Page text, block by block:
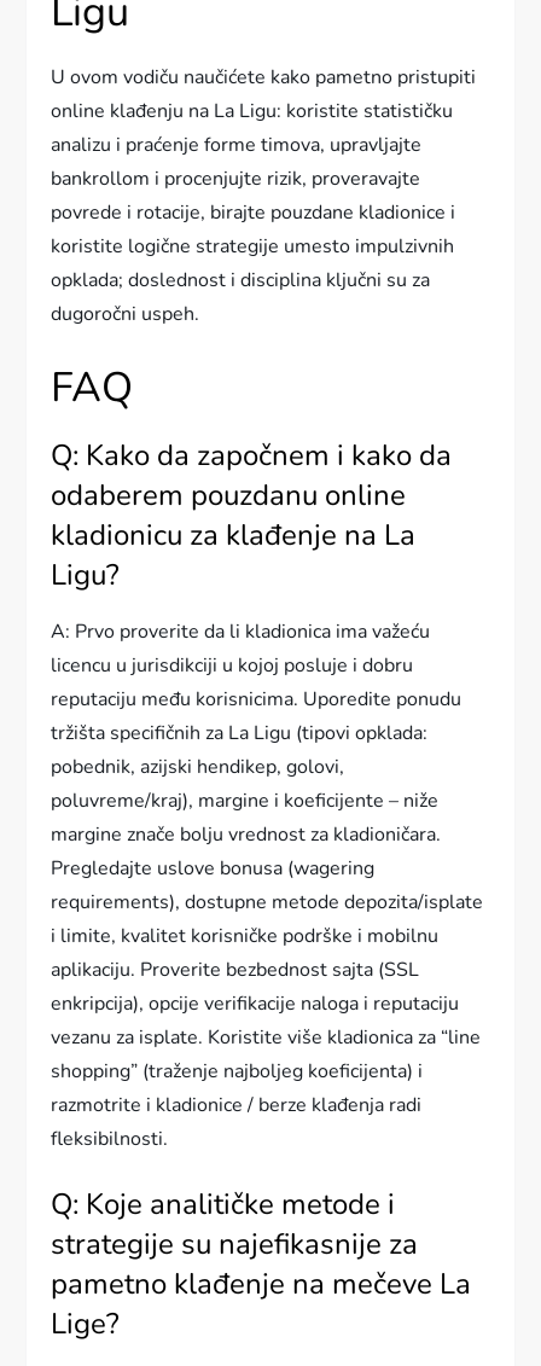
Ligu
U ovom vodiču naučićete kako pametno pristupiti
online klađenju na La Ligu: koristite statističku
analizu i praćenje forme timova, upravljajte
bankrollom i procenjujte rizik, proveravajte
povrede i rotacije, birajte pouzdane kladionice i
koristite logične strategije umesto impulzivnih
opklada; doslednost i disciplina ključni su za
dugoročni uspeh.
FAQ
Q: Kako da započnem i kako da
odaberem pouzdanu online
kladionicu za klađenje na La
Ligu?
A: Prvo proverite da li kladionica ima važeću
licencu u jurisdikciji u kojoj posluje i dobru
reputaciju među korisnicima. Uporedite ponudu
tržišta specifičnih za La Ligu (tipovi opklada:
pobednik, azijski hendikep, golovi,
poluvreme/kraj), margine i koeficijente – niže
margine znače bolju vrednost za kladioničara.
Pregledajte uslove bonusa (wagering
requirements), dostupne metode depozita/isplate
i limite, kvalitet korisničke podrške i mobilnu
aplikaciju. Proverite bezbednost sajta (SSL
enkripcija), opcije verifikacije naloga i reputaciju
vezanu za isplate. Koristite više kladionica za “line
shopping” (traženje najboljeg koeficijenta) i
razmotrite i kladionice / berze klađenja radi
fleksibilnosti.
Q: Koje analitičke metode i
strategije su najefikasnije za
pametno klađenje na mečeve La
Lige?